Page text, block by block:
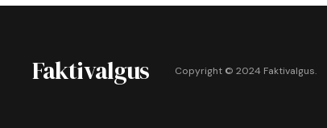
Faktivalgus Copyright © 2024 Faktivalgus.